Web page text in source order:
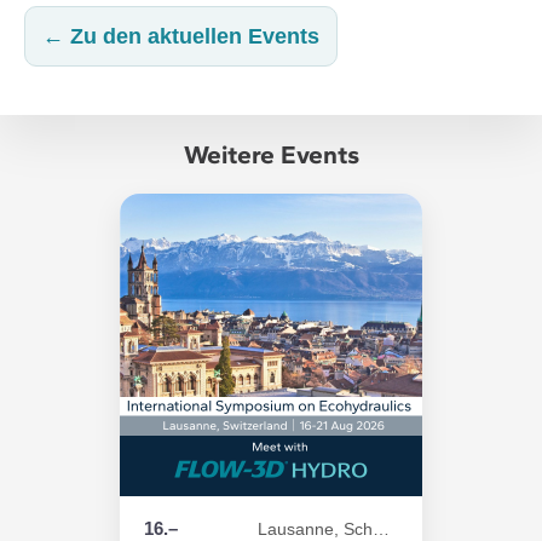
← Zu den aktuellen Events
Weitere Events
16.–
Lausanne, Schweiz